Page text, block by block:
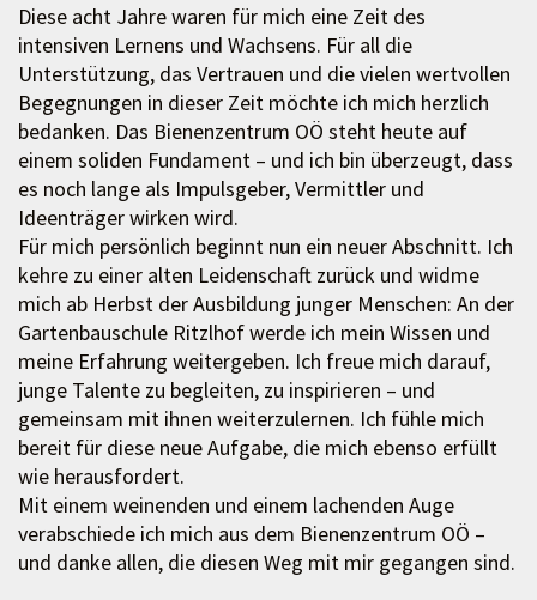
Diese acht Jahre waren für mich eine Zeit des
intensiven Lernens und Wachsens. Für all die
Unterstützung, das Vertrauen und die vielen wertvollen
Begegnungen in dieser Zeit möchte ich mich herzlich
bedanken. Das Bienenzentrum OÖ steht heute auf
einem soliden Fundament – und ich bin überzeugt, dass
es noch lange als Impulsgeber, Vermittler und
Ideenträger wirken wird.
Für mich persönlich beginnt nun ein neuer Abschnitt. Ich
kehre zu einer alten Leidenschaft zurück und widme
mich ab Herbst der Ausbildung junger Menschen: An der
Gartenbauschule Ritzlhof werde ich mein Wissen und
meine Erfahrung weitergeben. Ich freue mich darauf,
junge Talente zu begleiten, zu inspirieren – und
gemeinsam mit ihnen weiterzulernen. Ich fühle mich
bereit für diese neue Aufgabe, die mich ebenso erfüllt
wie herausfordert.
Mit einem weinenden und einem lachenden Auge
verabschiede ich mich aus dem Bienenzentrum OÖ –
und danke allen, die diesen Weg mit mir gegangen sind.